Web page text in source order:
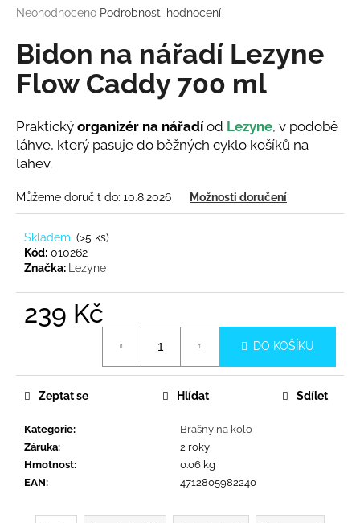
Průměrné
produktu
je
0,0
hvězdiček.
Neohodnoceno Podrobnosti hodnocení
Bidon na nářadí Lezyne
Flow Caddy 700 ml
Praktický organizér na nářadíod Lezyne, v podobě
láhve, který pasuje do běžných cyklo košíků na
lahev.
Můžeme doručit do: 10.8.2026 Možnosti doručení
Skladem (>5 ks)
Kód: 010262
Značka: Lezyne
239 Kč
DO KOŠÍKU
Kategorie:
Brašny na kolo
Záruka:
2 roky
Hmotnost:
0.06 kg
EAN: 4712805982240
Zeptat se Hlídat Sdílet
a
j
í
t
D
o
p
o
u
m
e